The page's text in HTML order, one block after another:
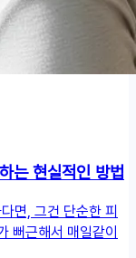
는 현실적인 방법
면, 그건 단순한 피
뻐근해서 매일같이